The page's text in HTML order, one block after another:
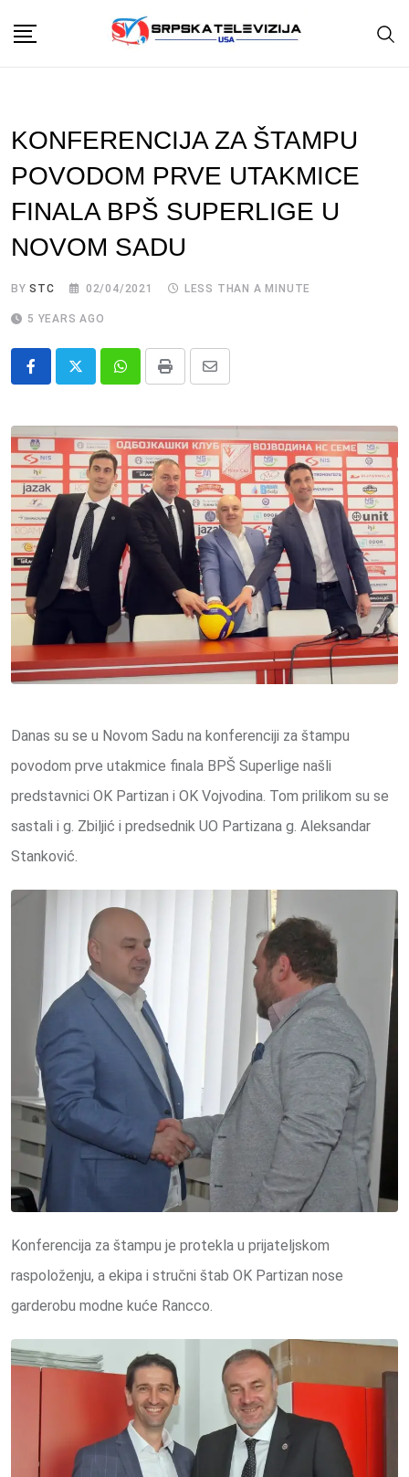
KONFERENCIJA ZA ŠTAMPU
POVODOM PRVE UTAKMICE
FINALA BPŠ SUPERLIGE U
NOVOM SADU
BYSTC 02/04/2021 LESS THAN A MINUTE
5 YEARS AGO
Whatsapp
Print
Share
Email
Danas su se u Novom Sadu na konferenciji za štampu
povodom prve utakmice finala BPŠ Superlige našli
predstavnici OK Partizan i OK Vojvodina. Tom prilikom su se
sastali i g. Zbiljić i predsednik UO Partizana g. Aleksandar
Stanković.
Konferencija za štampu je protekla u prijateljskom
raspoloženju, a ekipa i stručni štab OK Partizan nose
garderobu modne kuće Rancco.